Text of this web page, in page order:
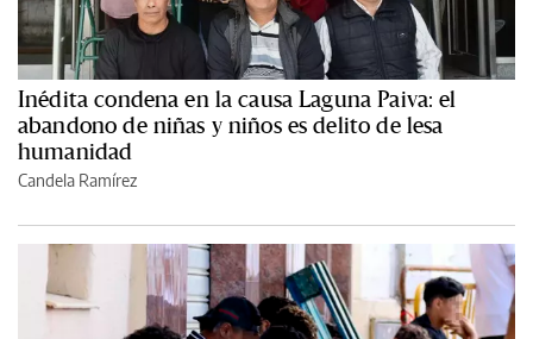
Inédita condena en la causa Laguna Paiva: el
abandono de niñas y niños es delito de lesa
humanidad
Candela Ramírez